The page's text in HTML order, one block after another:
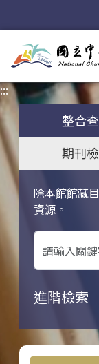
:::
整合
期刊
除本館館藏
資源。
關鍵字搜尋
進階檢索